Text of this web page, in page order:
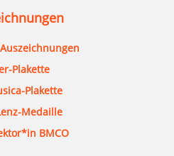
Plakette
Plakette
Medaille
BMCO